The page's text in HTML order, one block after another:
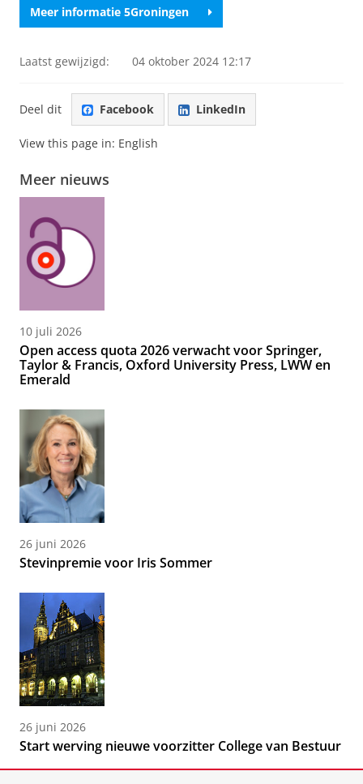
Meer informatie 5Groningen
Laatst gewijzigd: 04 oktober 2024 12:17
Deel dit Facebook LinkedIn
View this page in: English
Meer nieuws
10 juli 2026
Open access quota 2026 verwacht voor Springer,
Taylor & Francis, Oxford University Press, LWW en
Emerald
26 juni 2026
Stevinpremie voor Iris Sommer
26 juni 2026
Start werving nieuwe voorzitter College van Bestuur